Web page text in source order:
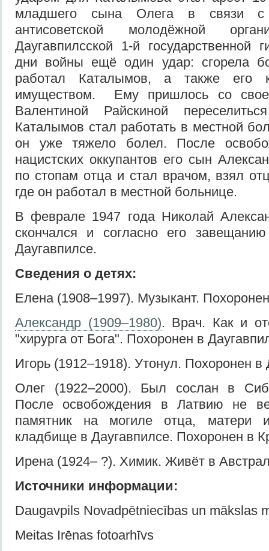
младшего сына Олега в связи
антисоветской молодёжной
Даугавпилсской 1-й государственной
дни войны ещё один удар: сгорела
работал Каталымов, а также его
имуществом. Ему пришлось со
Валентиной Райскиной
Каталымов стал работать в местной
он уже тяжело болел. После
нацистских оккупантов его сын
по стопам отца и стал врачом, взял
где он работал в местной больнице.
В феврале 1947 года Николай
скончался и согласно его
Даугавпилсе.
Сведения о детях:
Елена (1908–1997). Музыкант.
Александр (1909–1980). Врач. Как и
"хирурга от Бога". Похоронен в
Игорь (1912–1918). Утонул. Похоронен в
Олег (1922–2000). Был сослан в
После освобождения в Латвию не
памятник на могиле отца, матери
кладбище в Даугавпилсе. Похоронен в
Ирена (1924– ?). Химик. Живёт в
Источники информации:
Daugavpils Novadpētniecības un mākslas
Meitas Irēnas fotoarhīvs